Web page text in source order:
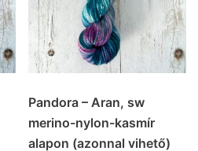
Pandora – Aran, sw
merino-nylon-kasmír
alapon (azonnal vihető)